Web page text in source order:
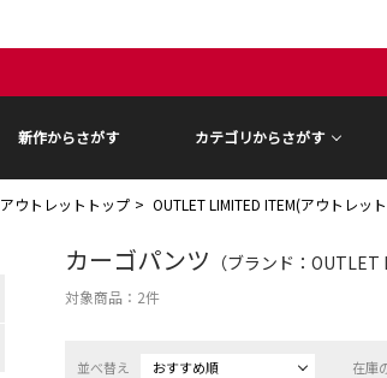
新作からさがす カテゴリからさがす
アウトレットトップ OUTLET LIMITED ITEM(アウトレッ
カーゴパンツ （ブランド：
対象商品： 2件
並べ替え おすすめ順 在庫